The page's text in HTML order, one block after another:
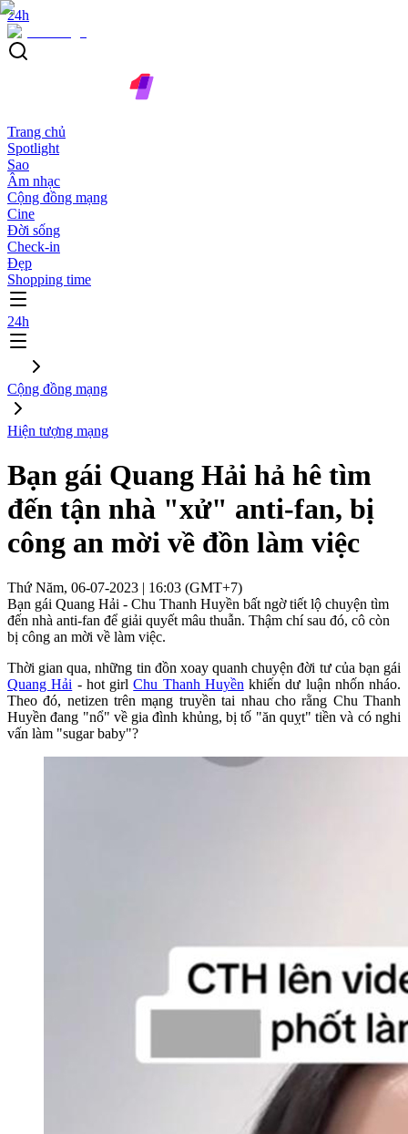
24h
Trang chủ
Spotlight
Sao
Âm nhạc
Cộng đồng mạng
Cine
Đời sống
Check-in
Đẹp
Shopping time
24h
Cộng đồng mạng
Hiện tượng mạng
Bạn gái Quang Hải hả hê tìm
đến tận nhà "xử" anti-fan, bị
công an mời về đồn làm việc
Thứ Năm, 06-07-2023 | 16:03 (GMT+7)
Bạn gái Quang Hải - Chu Thanh Huyền bất ngờ tiết lộ chuyện tìm
đến nhà anti-fan để giải quyết mâu thuẫn. Thậm chí sau đó, cô còn
bị công an mời về làm việc.
Thời gian qua, những tin đồn xoay quanh chuyện đời tư của bạn gái
Quang Hải - hot girlChu Thanh Huyền khiến dư luận nhốn nháo.
Theo đó, netizen trên mạng truyền tai nhau cho rằng Chu Thanh
Huyền đang "nổ" về gia đình khủng, bị tố "ăn quỵt" tiền và có nghi
vấn làm "sugar baby"?